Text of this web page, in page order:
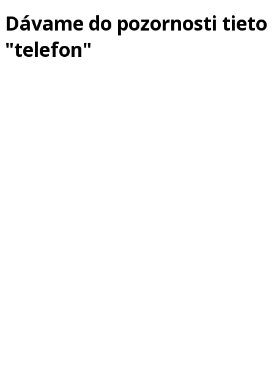
Dávame do pozornosti tieto
"telefon"